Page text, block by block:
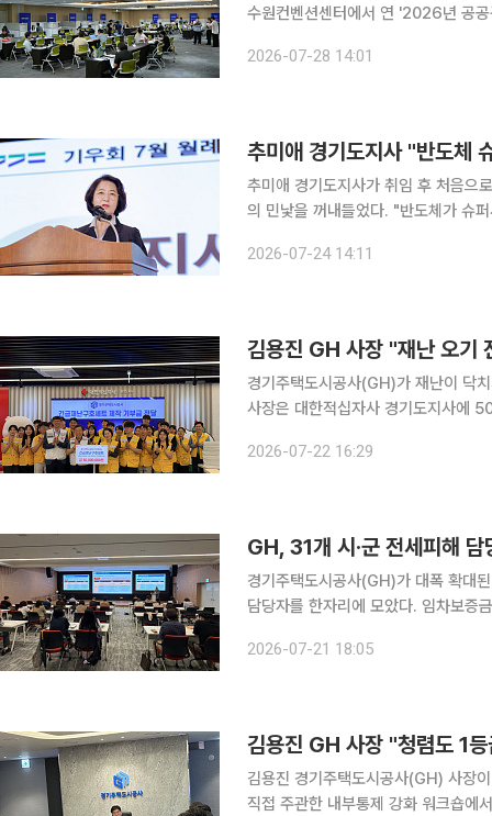
수원컨벤션센터에서 연 '2026년 공공구매상담회'를 통
2026-07-28 14:01
추미애 경기도지사가 취임 후 처음으
의 민낯을 꺼내들었다. "반도체가 슈
다"며 경기미래투자공사 설립에 더해
2026-07-24 14:11
경기주택도시공사(GH)가 재난이 닥치기
사장은 대한적십자사 경기도지사에
난 발생 시 신속한 구호물품 지원을
2026-07-22 16:29
경기주택도시공사(GH)가 대폭 확대
담당자를 한자리에 모았다. 임차보증금의 3분의 1을 국가가 보장하는 최소보장제 등 개정법의 핵심
2026-07-21 18:05
김용진 GH 사장 "청렴도 1
김용진 경기주택도시공사(GH) 사장이 종
직접 주관한 내부통제 강화 워크숍에